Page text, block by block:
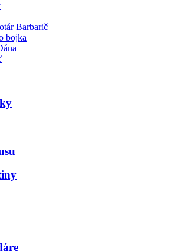
Barbarič
bojka